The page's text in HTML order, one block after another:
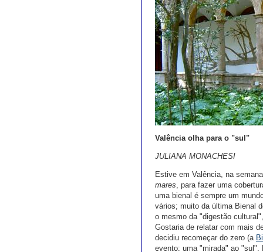
Valência olha para o "sul"
JULIANA MONACHESI
Estive em Valência, na
mares, para fazer uma
uma bienal é sempre um
vários; muito da última Bienal
o mesmo da "digestão
Gostaria de relatar com mais
decidiu recomeçar do zero (a
evento: uma "mirada" ao "sul".